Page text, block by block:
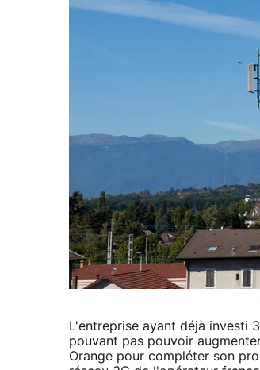
L'entreprise ayant déjà investi
pouvant pas pouvoir
Orange pour compléter son